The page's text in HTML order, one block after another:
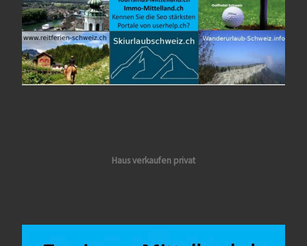
Haus verkaufen privat